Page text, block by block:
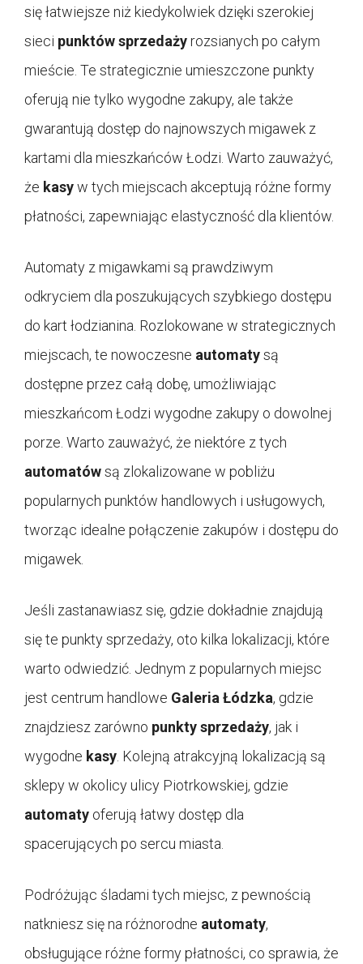
się łatwiejsze niż kiedykolwiek dzięki szerokiej
sieci punktów sprzedażyrozsianych po całym
mieście. Te strategicznie umieszczone punkty
oferują nie tylko wygodne zakupy, ale także
gwarantują dostęp do najnowszych migawek z
kartami dla mieszkańców Łodzi. Warto zauważyć,
że kasyw tych miejscach akceptują różne formy
płatności, zapewniając elastyczność dla klientów.
Automaty z migawkami są prawdziwym
odkryciem dla poszukujących szybkiego dostępu
do kart łodzianina. Rozlokowane w strategicznych
miejscach, te nowoczesne automatysą
dostępne przez całą dobę, umożliwiając
mieszkańcom Łodzi wygodne zakupy o dowolnej
porze. Warto zauważyć, że niektóre z tych
automatówsą zlokalizowane w pobliżu
popularnych punktów handlowych i usługowych,
tworząc idealne połączenie zakupów i dostępu do
migawek.
Jeśli zastanawiasz się, gdzie dokładnie znajdują
się te punkty sprzedaży, oto kilka lokalizacji, które
warto odwiedzić. Jednym z popularnych miejsc
jest centrum handlowe Galeria Łódzka, gdzie
znajdziesz zarówno punkty sprzedaży, jak i
wygodne kasy . Kolejną atrakcyjną lokalizacją są
sklepy w okolicy ulicy Piotrkowskiej, gdzie
automaty oferują łatwy dostęp dla
spacerujących po sercu miasta.
Podróżując śladami tych miejsc, z pewnością
natkniesz się na różnorodne automaty,
obsługujące różne formy płatności, co sprawia, że